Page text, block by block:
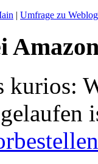
| Umfrage zu
kurios: